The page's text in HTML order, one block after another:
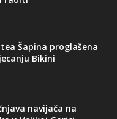
Šapina proglašena
Bikini
navijača na